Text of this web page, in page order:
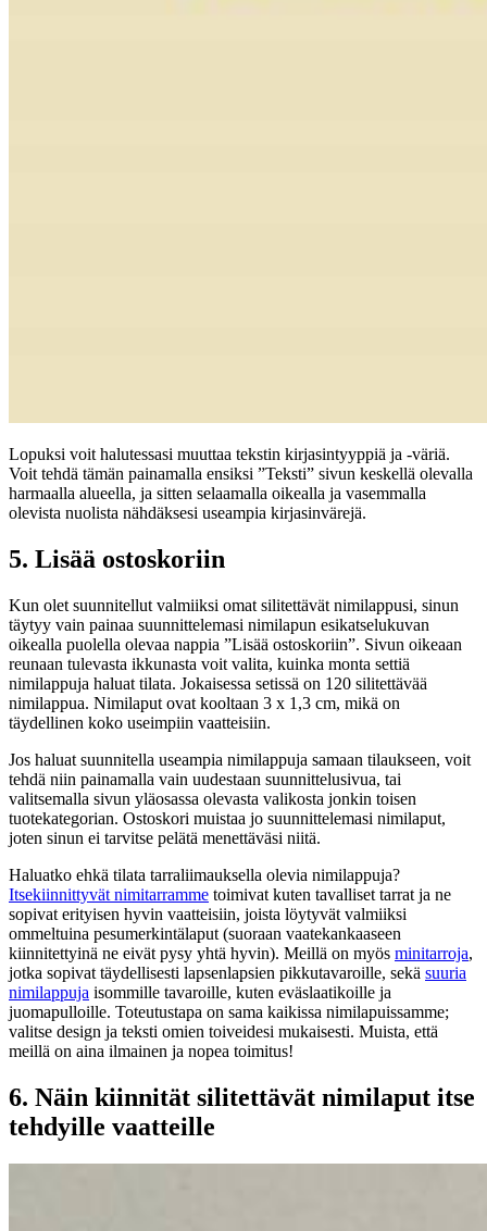
Lopuksi voit halutessasi muuttaa tekstin kirjasintyyppiä ja -väriä.
Voit tehdä tämän painamalla ensiksi ”Teksti” sivun keskellä olevalla
harmaalla alueella, ja sitten selaamalla oikealla ja vasemmalla
olevista nuolista nähdäksesi useampia kirjasinvärejä.
5. Lisää ostoskoriin
Kun olet suunnitellut valmiiksi omat silitettävät nimilappusi, sinun
täytyy vain painaa suunnittelemasi nimilapun esikatselukuvan
oikealla puolella olevaa nappia ”Lisää ostoskoriin”. Sivun oikeaan
reunaan tulevasta ikkunasta voit valita, kuinka monta settiä
nimilappuja haluat tilata. Jokaisessa setissä on 120 silitettävää
nimilappua. Nimilaput ovat kooltaan 3 x 1,3 cm, mikä on
täydellinen koko useimpiin vaatteisiin.
Jos haluat suunnitella useampia nimilappuja samaan tilaukseen, voit
tehdä niin painamalla vain uudestaan suunnittelusivua, tai
valitsemalla sivun yläosassa olevasta valikosta jonkin toisen
tuotekategorian. Ostoskori muistaa jo suunnittelemasi nimilaput,
joten sinun ei tarvitse pelätä menettäväsi niitä.
Haluatko ehkä tilata tarraliimauksella olevia nimilappuja?
Itsekiinnittyvät nimitarramme toimivat kuten tavalliset tarrat ja ne
sopivat erityisen hyvin vaatteisiin, joista löytyvät valmiiksi
ommeltuina pesumerkintälaput (suoraan vaatekankaaseen
kiinnitettyinä ne eivät pysy yhtä hyvin). Meillä on myös minitarroja,
jotka sopivat täydellisesti lapsenlapsien pikkutavaroille, sekä suuria
nimilappuja isommille tavaroille, kuten eväslaatikoille ja
juomapulloille. Toteutustapa on sama kaikissa nimilapuissamme;
valitse design ja teksti omien toiveidesi mukaisesti. Muista, että
meillä on aina ilmainen ja nopea toimitus!
6. Näin kiinnität silitettävät nimilaput itse
tehdyille vaatteille